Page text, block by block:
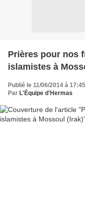
Prières pour nos
islamistes à
Publié le 11/06/2014 à 17:45
Par L'Équipe d'Hermas